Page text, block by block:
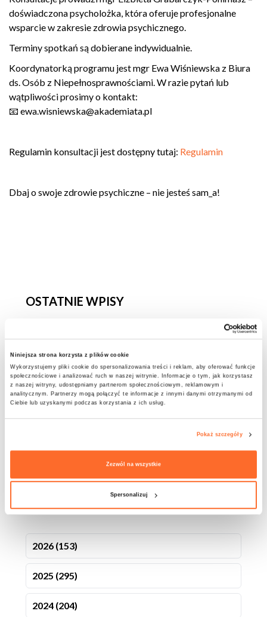
Niniejsza strona korzysta z plików cookie
Wykorzystujemy pliki cookie do spersonalizowania treści i reklam, aby oferować funkcje
społecznościowe i analizować ruch w naszej witrynie. Informacje o tym, jak korzystasz
z naszej witryny, udostępniamy partnerom społecznościowym, reklamowym i
analitycznym. Partnerzy mogą połączyć te informacje z innymi danymi otrzymanymi od
Ciebie lub uzyskanymi podczas korzystania z ich usług.
Pokaż szczegóły
Zezwól na wszystkie
Spersonalizuj
doświadczona psycholożka, która oferuje profesjonalne
wsparcie w zakresie zdrowia psychicznego.
Terminy spotkań są dobierane indywidualnie.
Koordynatorką programu jest mgr Ewa Wiśniewska z Biura
ds. Osób z Niepełnosprawnościami. W razie pytań lub
wątpliwości prosimy o kontakt:
📧 ewa.wisniewska@akademiata.pl
Regulamin konsultacji jest dostępny tutaj: Regulamin
Dbaj o swoje zdrowie psychiczne – nie jesteś sam_a!
OSTATNIE WPISY
„Człowiek i AI – Strategie Współistnienia”
Konkurs „Your Experiences Story – YES!
Erasmus+”
Studentka ATA na scenie TEDxWarsaw!
ARCHIWUM
2026 (153)
2025 (295)
2024 (204)